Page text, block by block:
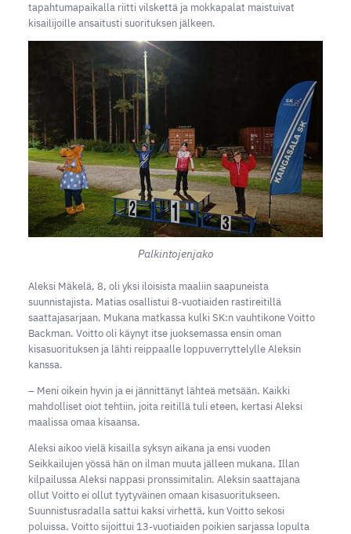
tapahtumapaikalla riitti vilskettä ja mokkapalat maistuivat
kisailijoille ansaitusti suorituksen jälkeen.
Palkintojenjako
Aleksi Mäkelä, 8, oli yksi iloisista maaliin saapuneista
suunnistajista. Matias osallistui 8-vuotiaiden rastireitillä
saattajasarjaan. Mukana matkassa kulki SK:n vauhtikone Voitto
Backman. Voitto oli käynyt itse juoksemassa ensin oman
kisasuorituksen ja lähti reippaalle loppuverryttelylle Aleksin
kanssa.
– Meni oikein hyvin ja ei jännittänyt lähteä metsään. Kaikki
mahdolliset oiot tehtiin, joita reitillä tuli eteen, kertasi Aleksi
maalissa omaa kisaansa.
Aleksi aikoo vielä kisailla syksyn aikana ja ensi vuoden
Seikkailujen yössä hän on ilman muuta jälleen mukana. Illan
kilpailussa Aleksi nappasi pronssimitalin. Aleksin saattajana
ollut Voitto ei ollut tyytyväinen omaan kisasuoritukseen.
Suunnistusradalla sattui kaksi virhettä, kun Voitto sekosi
poluissa. Voitto sijoittui 13-vuotiaiden poikien sarjassa lopulta